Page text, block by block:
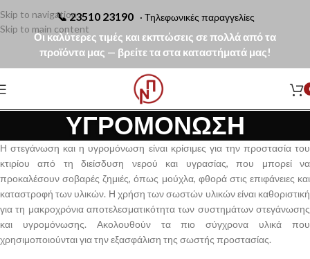
📞23510 23190 · Τηλεφωνικές παραγγελίες
Οι καλύτερες τιμές και εκπτώσεις σε πολλά από τα
προϊόντα μας — βρείτε τα στα καταστήματά μας!
Skip to navigation
Skip to main content
ΥΓΡΟΜΌΝΩΣΗ
Η στεγάνωση και η υγρομόνωση είναι κρίσιμες για την προστασία του
κτιρίου από τη διείσδυση νερού και υγρασίας, που μπορεί να
προκαλέσουν σοβαρές ζημιές, όπως μούχλα, φθορά στις επιφάνειες και
καταστροφή των υλικών. Η χρήση των σωστών υλικών είναι καθοριστική
για τη μακροχρόνια αποτελεσματικότητα των συστημάτων στεγάνωσης
και υγρομόνωσης. Ακολουθούν τα πιο σύγχρονα υλικά που
χρησιμοποιούνται για την εξασφάλιση της σωστής προστασίας.